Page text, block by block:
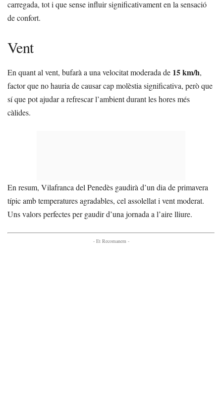
carregada, tot i que sense influir significativament en la sensació
de confort.
Vent
En quant al vent, bufarà a una velocitat moderada de 15 km/h,
factor que no hauria de causar cap molèstia significativa, però que
sí que pot ajudar a refrescar l’ambient durant les hores més
càlides.
En resum, Vilafranca del Penedès gaudirà d’un dia de primavera
típic amb temperatures agradables, cel assolellat i vent moderat.
Uns valors perfectes per gaudir d’una jornada a l’aire lliure.
- Et Recomanem -